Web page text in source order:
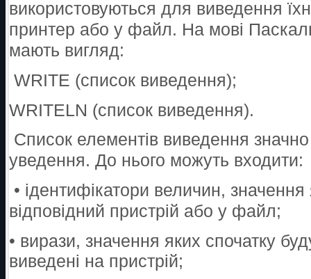
використовуються для виведення
принтер або у файл. На мові
мають вигляд:
WRITE (список виведення);
WRITELN (список виведення).
Список елементів виведення
уведення. До нього можуть входити:
• ідентифікатори величин,
відповідний пристрій або у файл;
• вирази, значення яких спочатку
виведені на пристрій;